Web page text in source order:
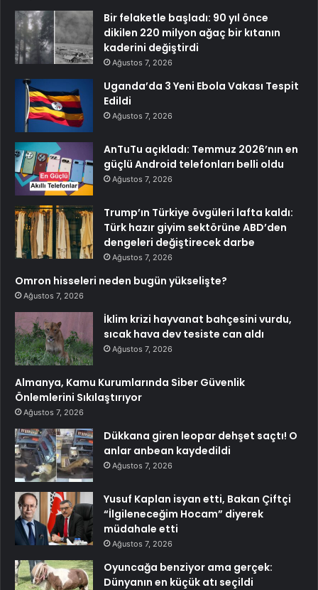
Bir felaketle başladı: 90 yıl önce
dikilen 220 milyon ağaç bir kıtanın
kaderini değiştirdi
Ağustos 7, 2026
Uganda’da 3 Yeni Ebola Vakası Tespit
Edildi
Ağustos 7, 2026
AnTuTu açıkladı: Temmuz 2026’nın en
güçlü Android telefonları belli oldu
Ağustos 7, 2026
Trump’ın Türkiye övgüleri lafta kaldı:
Türk hazır giyim sektörüne ABD’den
dengeleri değiştirecek darbe
Ağustos 7, 2026
Omron hisseleri neden bugün yükselişte?
Ağustos 7, 2026
İklim krizi hayvanat bahçesini vurdu,
sıcak hava dev tesiste can aldı
Ağustos 7, 2026
Almanya, Kamu Kurumlarında Siber Güvenlik
Önlemlerini Sıkılaştırıyor
Ağustos 7, 2026
Dükkana giren leopar dehşet saçtı! O
anlar anbean kaydedildi
Ağustos 7, 2026
Yusuf Kaplan isyan etti, Bakan Çiftçi
“İlgileneceğim Hocam” diyerek
müdahale etti
Ağustos 7, 2026
Oyuncağa benziyor ama gerçek:
Dünyanın en küçük atı seçildi